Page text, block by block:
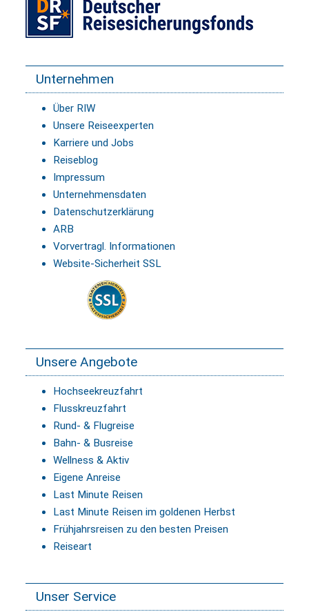
Unternehmen
Über RIW
Unsere Reiseexperten
Karriere und Jobs
Reiseblog
Impressum
Unternehmensdaten
Datenschutzerklärung
ARB
Vorvertragl. Informationen
Website-Sicherheit SSL
Unsere Angebote
Hochseekreuzfahrt
Flusskreuzfahrt
Rund- & Flugreise
Bahn- & Busreise
Wellness & Aktiv
Eigene Anreise
Last Minute Reisen
Last Minute Reisen im goldenen Herbst
Frühjahrsreisen zu den besten Preisen
Reiseart
Unser Service